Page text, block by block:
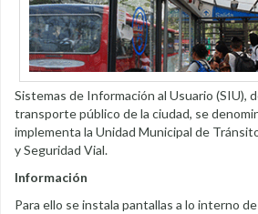
Sistemas de Información al Usuario (SIU),
transporte público de la ciudad, se
implementa la Unidad Municipal de
y Seguridad Vial.
Información
Para ello se instala pantallas a lo interno